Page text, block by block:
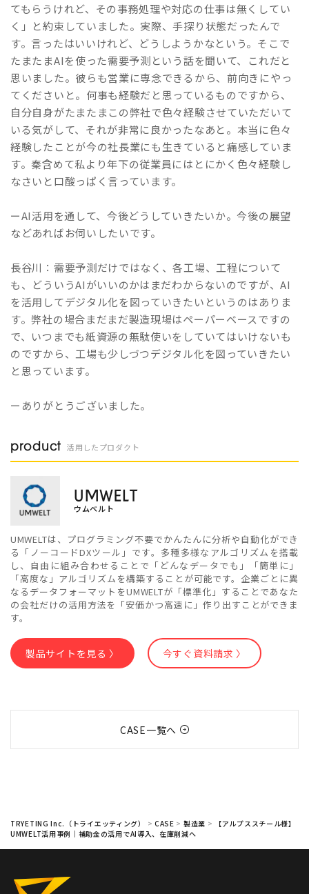
てもらうけれど、その事務処理や対応の仕事は無くしてい
く」と約束していました。実際、手探り状態だったんで
す。言ったはいいけれど、どうしようかなという。そこで
たまたまAIを使った需要予測という話を聞いて、これだと
思いました。彼らも営業に専念できるから、前向きにやっ
てくださいと。何事も経験だと思っているものですから、
自分自身がたまたまこの弊社で色々経験させていただいて
いる気がして、それが非常に良かったなあと。本当に色々
経験したことが今の社長業にも生きていると痛感していま
す。秦含めて私より年下の従業員にはとにかく色々経験し
なさいと口酸っぱく言っています。
ーAI活用を通して、今後どうしていきたいか。今後の展望
などあればお伺いしたいです。
長谷川：需要予測だけではなく、各工場、工程について
も、どういうAIがいいのかはまだわからないのですが、AI
を活用してデジタル化を図っていきたいというのはありま
す。弊社の場合まだまだ製造現場はペーパーベースですの
で、いつまでも紙資源の無駄使いをしていてはいけないも
のですから、工場も少しづつデジタル化を図っていきたい
と思っています。
ーありがとうございました。
product 活用したプロダクト
UMWELT
ウムベルト
UMWELTは、プログラミング不要でかんたんに分析や自動化ができ
る「ノーコードDXツール」です。多種多様なアルゴリズムを搭載
し、自由に組み合わせることで「どんなデータでも」「簡単に」
「高度な」アルゴリズムを構築することが可能です。企業ごとに異
なるデータフォーマットをUMWELTが「標準化」することであなた
の会社だけの活用方法を「安価かつ高速に」作り出すことができま
す。
製品サイトを見る 〉 今すぐ資料請求 〉
CASE一覧へ
TRYETING Inc.（トライエッティング） > CASE > 製造業 >
【アルプススチール様】
UMWELT活用事例｜補助金の活用でAI導入、在庫削減へ